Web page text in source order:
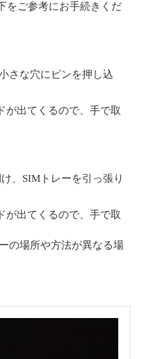
をご参考にお手続きくだ
さな穴にピンを押し込
が出てくるので、手で取
、SIMトレーを引っ張り
が出てくるので、手で取
の場所や方法が異なる場